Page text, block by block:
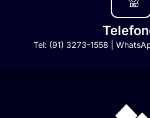
Tel: (91) 3273-1558 |